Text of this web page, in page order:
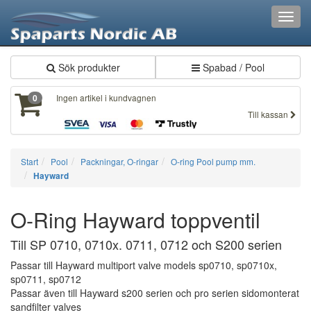
Sök produkter Spabad / Pool
0
Ingen artikel i kundvagnen
Till kassan
Start Pool Packningar, O-ringar
O-ring Pool pump mm.
Hayward
O-Ring Hayward toppventil
Till SP 0710, 0710x. 0711, 0712 och S200 serien
Passar till Hayward multiport valve models sp0710, sp0710x,
sp0711, sp0712
Passar även till Hayward s200 serien och pro serien sidomonterat
sandfilter valves